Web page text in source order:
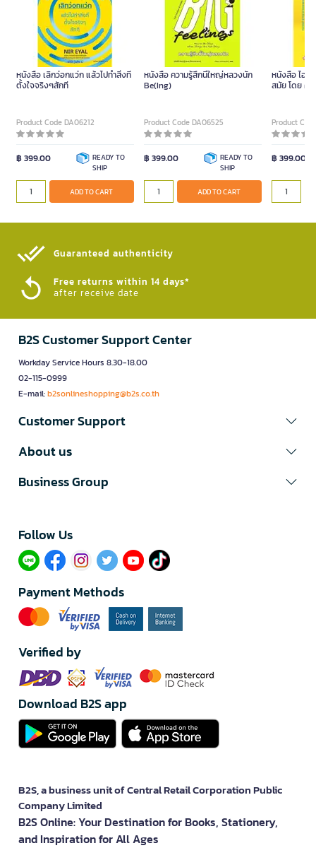
หนังสือ เลิกว่อกแว่ก แล้วไปทำสิ่งที่
ตั้งใจจริงๆสักที
Product Code DA06212
฿ 399.00
READY TO
SHIP
ADD TO CART
หนังสือ ความรู้สึกนี้ใหญ่หลวงนัก
Be(Ing)
Product Code DA06525
฿ 399.00
READY TO
SHIP
ADD TO CART
หนังสือ ไอด
สมัย โดย คิ
Product
฿ 399.00
Guaranteed authenticity​
Free returns within 14 days*
after receive date
B2S Customer Support Center
Workday Service Hours 8.30-18.00
02-115-0999
E-mail:b2sonlineshopping@b2s.co.th
Customer Support
About us
Business Group
Follow Us​
Payment Methods
Verified by
Download B2S app
B2S, a business unit of Central Retail Corporation Public
Company Limited
B2S Online: Your Destination for Books, Stationery,
and Inspiration for All Ages